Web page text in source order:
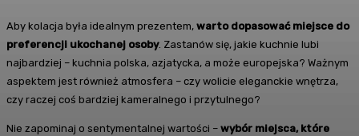
Aby kolacja była idealnym prezentem, warto dopasować miejsce do
preferencji ukochanej osoby. Zastanów się, jakie kuchnie lubi
najbardziej – kuchnia polska, azjatycka, a może europejska? Ważnym
aspektem jest również atmosfera – czy wolicie eleganckie wnętrza,
czy raczej coś bardziej kameralnego i przytulnego?
Nie zapominaj o sentymentalnej wartości – wybór miejsca, które